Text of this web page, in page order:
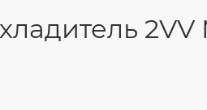
2VV